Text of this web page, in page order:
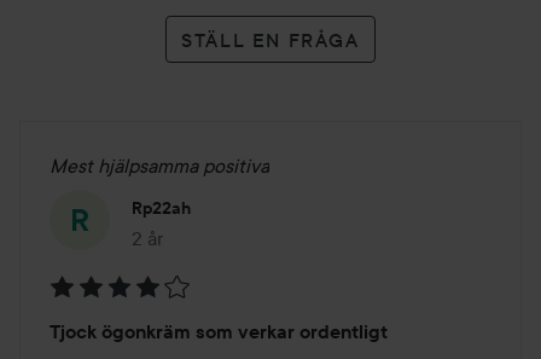
STÄLL EN FRÅGA
Mest hjälpsamma positiva
Rp22ah
2 år
Inlägget skapades 2 år
4
Tjock ögonkräm som verkar ordentligt